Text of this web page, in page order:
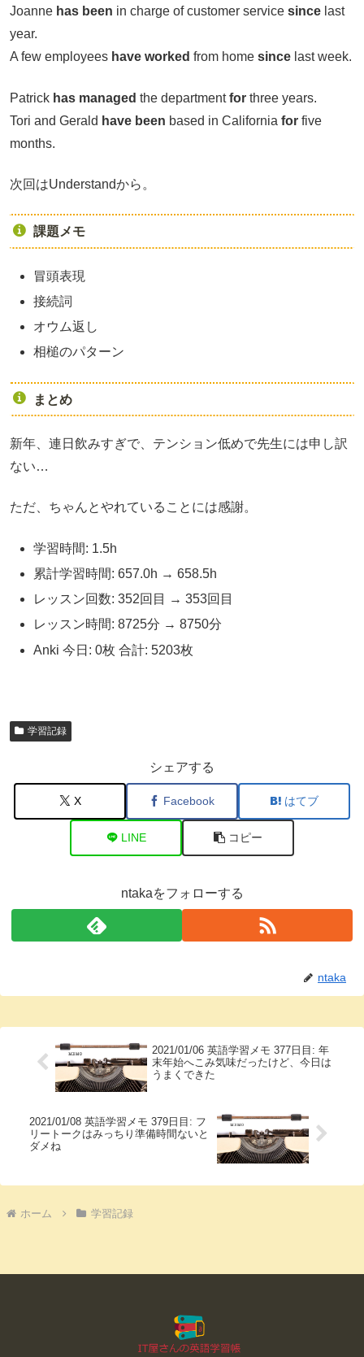
Joanne has been in charge of customer service since last
year.
A few employees have worked from home since last week.
Patrick has managed the departmentfor three years.
Tori and Gerald have been based in California for five
months.
次回はUnderstandから。
課題メモ
冒頭表現
接続詞
オウム返し
相槌のパターン
まとめ
新年、連日飲みすぎで、テンション低めで先生には申し訳
ない…
ただ、ちゃんとやれていることには感謝。
学習時間: 1.5h
累計学習時間: 657.0h → 658.5h
レッスン回数: 352回目 → 353回目
レッスン時間: 8725分 → 8750分
Anki 今日: 0枚 合計: 5203枚
学習記録
シェアする
X Facebook はてブ
LINE コピー
ntakaをフォローする
ntaka
2021/01/06 英語学習メモ 377日目: 年
末年始へこみ気味だったけど、今日は
うまくできた
2021/01/08 英語学習メモ 379日目: フ
リートークはみっちり準備時間ないと
ダメね
ホーム 学習記録